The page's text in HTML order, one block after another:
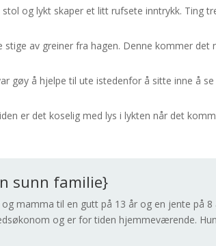
stol og lykt skaper et litt rufsete inntrykk. Ting
stige av greiner fra hagen. Denne kommer det
gøy å hjelpe til ute istedenfor å sitte inne å se
er det koselig med lys i lykten når det
sunn familie}
og mamma til en gutt på 13 år og en jente på
og er for tiden hjemmeværende.